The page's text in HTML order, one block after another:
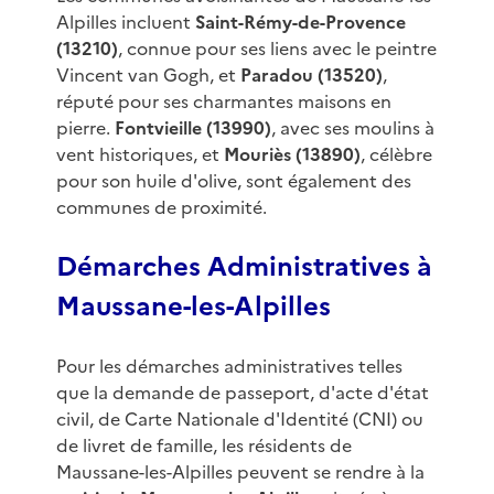
Alpilles incluent Saint-Rémy-de-Provence
(13210), connue pour ses liens avec le peintre
Vincent van Gogh, et Paradou (13520),
réputé pour ses charmantes maisons en
pierre. Fontvieille (13990), avec ses moulins à
vent historiques, et Mouriès (13890), célèbre
pour son huile d'olive, sont également des
communes de proximité.
Démarches Administratives à
Maussane-les-Alpilles
Pour les démarches administratives telles
que la demande de passeport, d'acte d'état
civil, de Carte Nationale d'Identité (CNI) ou
de livret de famille, les résidents de
Maussane-les-Alpilles peuvent se rendre à la